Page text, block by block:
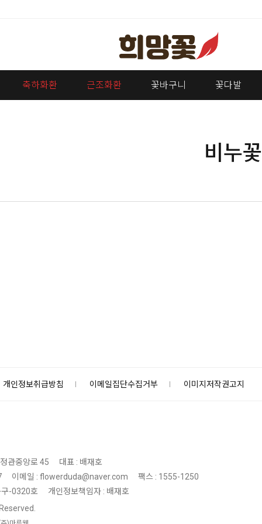
축하화환 근조화환 꽃바구니 꽃다발
비누꽃
개인정보취급방침 이메일집단수집거부 이미지저작권고지
관중앙로 45
대표 : 배재호
이메일 : flowerduda@naver.com
팩스 : 1555-1250
-0320호
개인정보책임자 : 배재호